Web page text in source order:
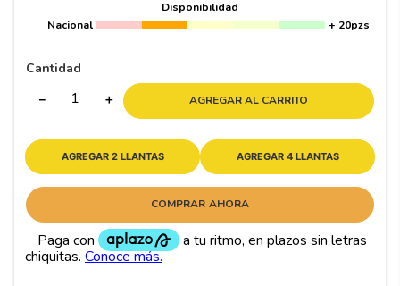
Disponibilidad
Nacional
+ 20pzs
Cantidad
＋
－ AGREGAR AL CARRITO
AGREGAR 2 LLANTAS AGREGAR 4 LLANTAS
COMPRAR AHORA